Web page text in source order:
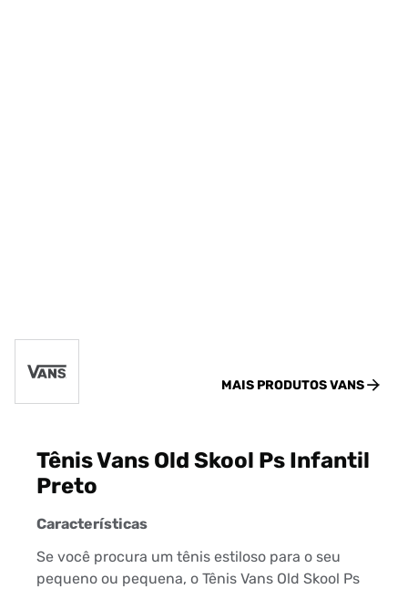
MAIS PRODUTOSVANS
Tênis Vans Old Skool Ps Infantil
Preto
Características
Se você procura um tênis estiloso para o seu
pequeno ou pequena, o Tênis Vans Old Skool Ps